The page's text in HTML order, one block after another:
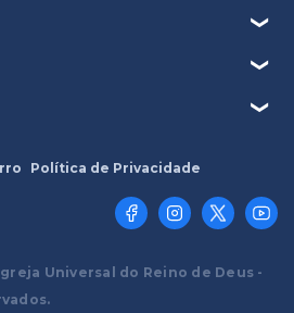
Universal do Reino de Deus -
Política de Privacidade